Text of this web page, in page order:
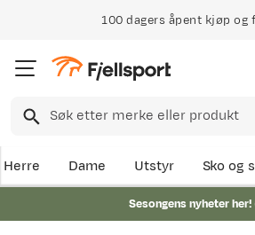
100 dagers åpent kjøp og
Herre Dame Utstyr Sko og
Sesongens nyheter her!